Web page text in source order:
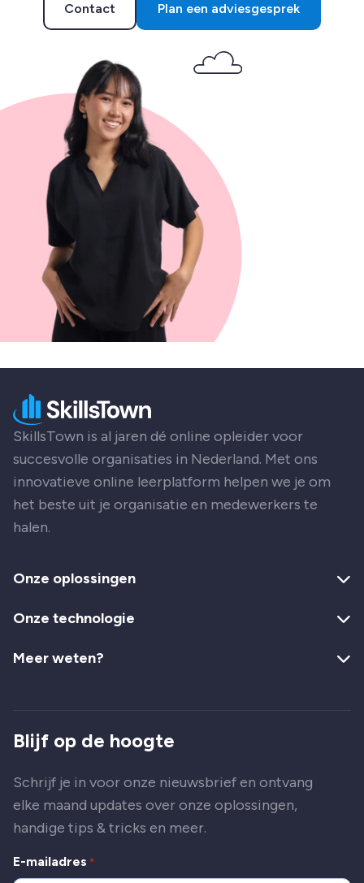
Contact Plan een adviesgesprek
SkillsTown is al jaren dé online opleider voor
succesvolle organisaties in Nederland. Met ons
innovatieve online leerplatform helpen we je om
het beste uit je organisatie en medewerkers te
halen.
Onze oplossingen
Onze technologie
Meer weten?
Blijf op de hoogte
Schrijf je in voor onze nieuwsbrief en ontvang
elke maand updates over onze oplossingen,
handige tips & tricks en meer.
E-mailadres *